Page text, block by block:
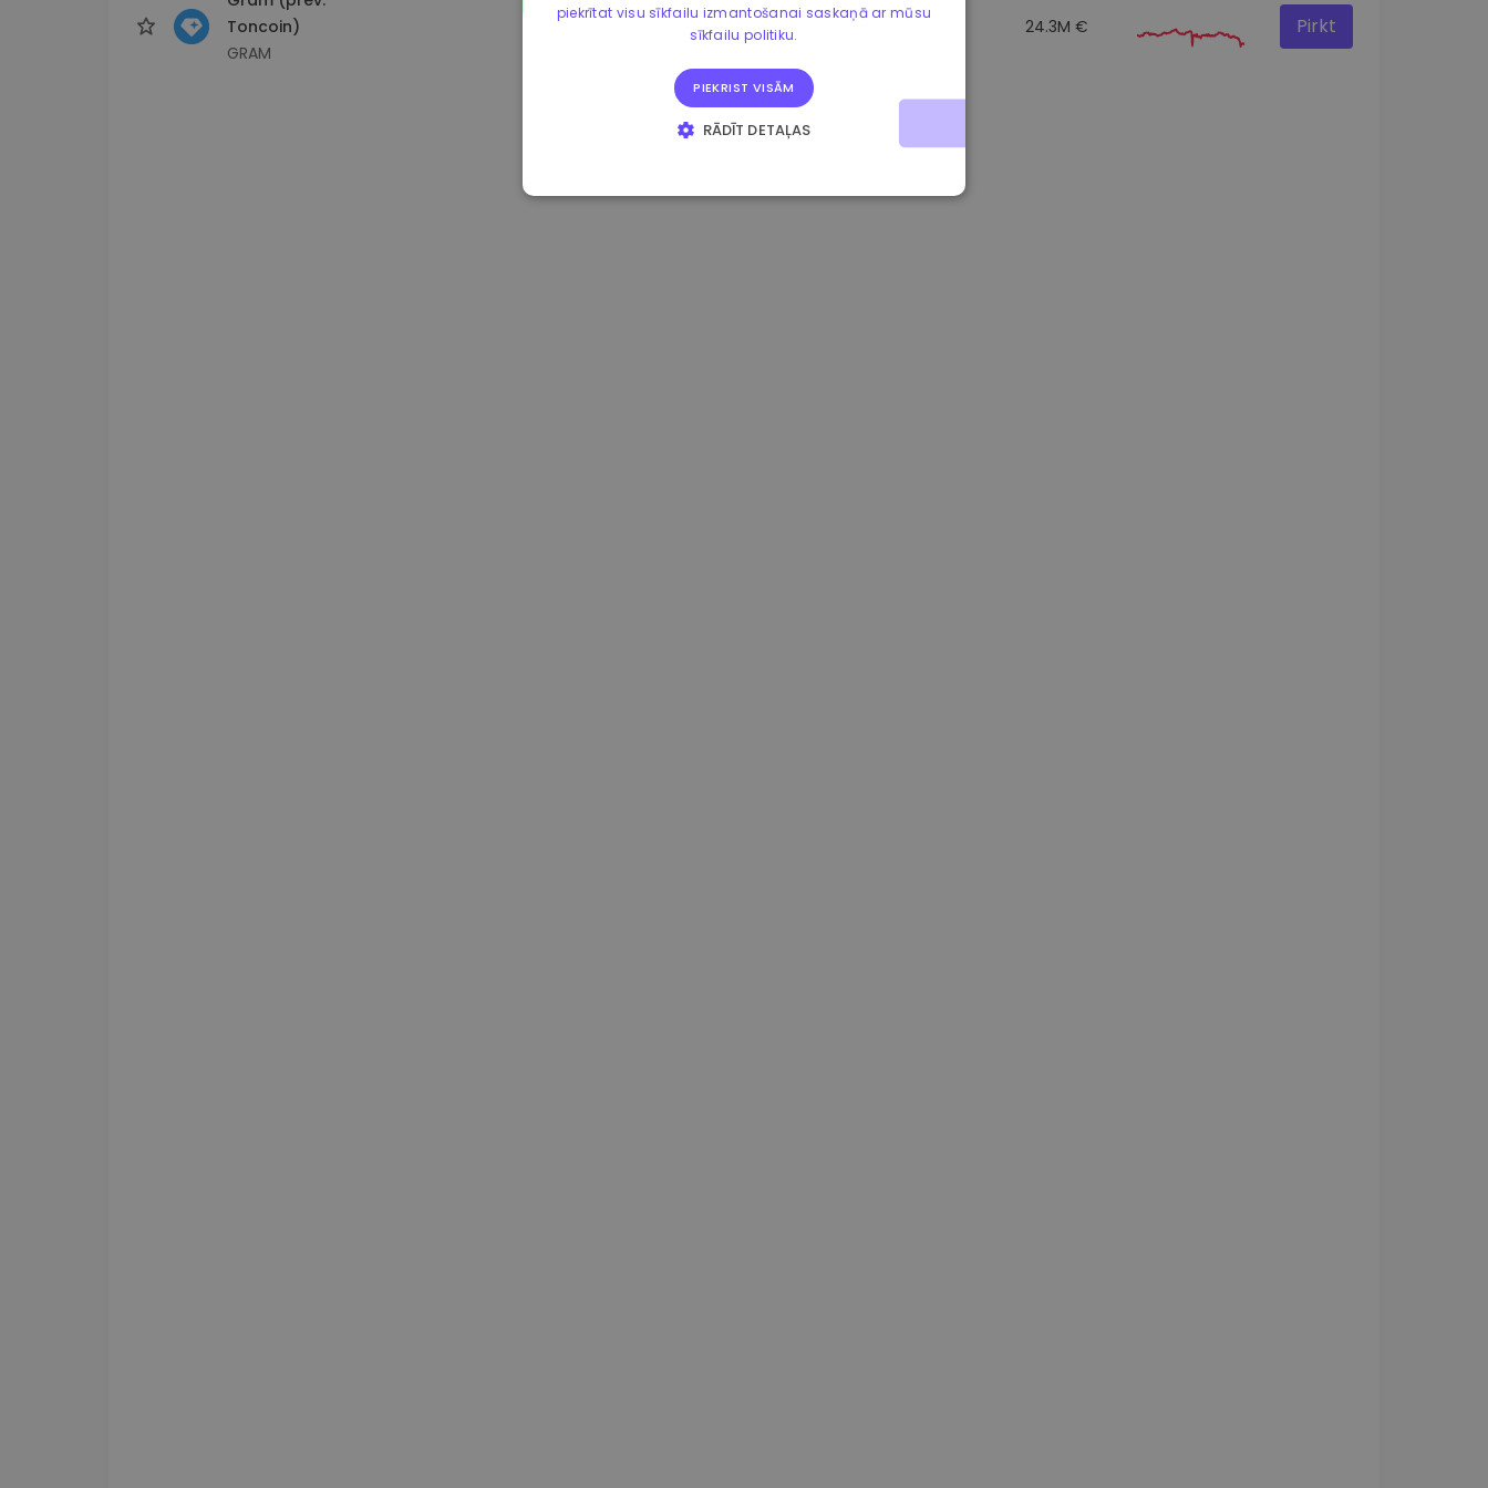
Toncoin)
GRAM
-3.00% 24.3M € Pirkt
piekrītat visu sīkfailu izmantošanai saskaņā ar mūsu
sīkfailu politiku.
PIEKRIST VISĀM
RĀDĪT DETAĻAS